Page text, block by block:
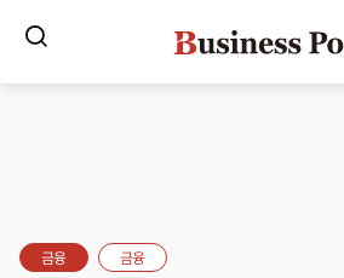
금융 금융